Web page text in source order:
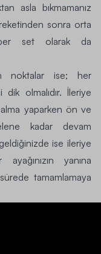
asla bıkmamanız
sonra orta
set olarak da
noktalar ise; her
dik olmalıdır. İleriye
yaparken ön ve
kadar devam
ise ileriye
yanına
tamamlamaya